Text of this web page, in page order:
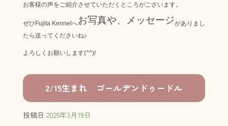
お客様の声をご紹介させていただくところがございます。
ぜひFujita Kennelへお写真や、メッセージがありまし
たら送ってくださいね♪
よろしくお願いします(^^)/
2/15生まれ ゴールデンドゥードル
投稿日 2025年3月19日